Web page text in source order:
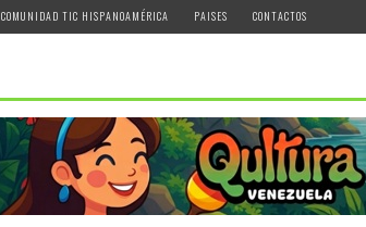
COMUNIDAD TIC HISPANOAMÉRICA PAISES CONTACTOS